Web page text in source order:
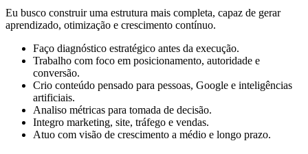
Eu busco construir uma estrutura mais completa, capaz de gerar
aprendizado, otimização e crescimento contínuo.
Faço diagnóstico estratégico antes da execução.
Trabalho com foco em posicionamento, autoridade e
conversão.
Crio conteúdo pensado para pessoas, Google e inteligências
artificiais.
Analiso métricas para tomada de decisão.
Integro marketing, site, tráfego e vendas.
Atuo com visão de crescimento a médio e longo prazo.